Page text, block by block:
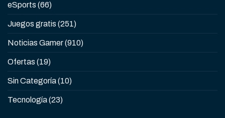
eSports (66)
Juegos gratis (251)
Noticias Gamer(910)
Ofertas (19)
Sin Categoría(10)
Tecnología(23)